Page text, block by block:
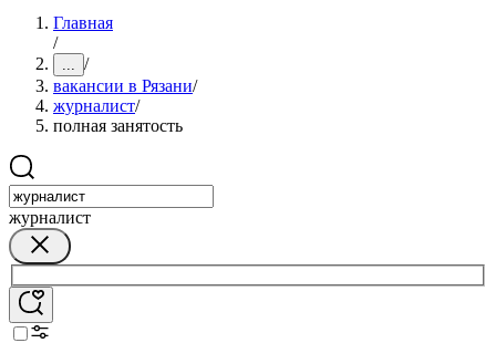
Главная
/
... /
вакансии в Рязани/
журналист/
полная занятость
журналист